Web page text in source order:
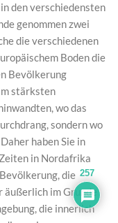
den verschiedensten
genommen zwei
die verschiedenen
Boden die
Bevölkerung
stärksten
wo das
sondern wo
haben Sie in
in Nordafrika
die
im Grunde
die innerlich
257